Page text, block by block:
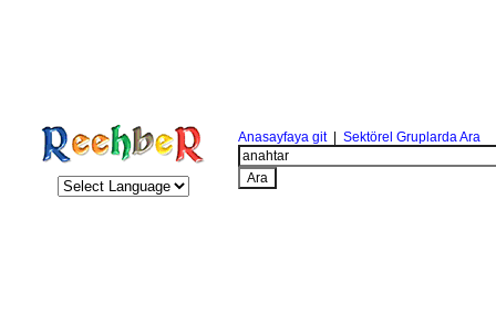
Anasayfaya git| Sektörel Gruplarda Ara